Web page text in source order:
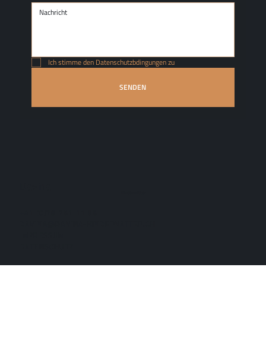
Ich stimme den Datenschutzbdingungen zu
SENDEN